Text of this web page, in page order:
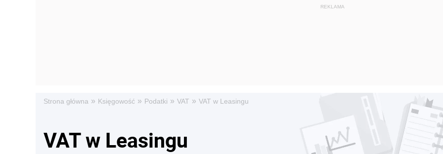
Strona główna » Księgowość » Podatki » VAT » VAT w Leasingu
VAT w Leasingu